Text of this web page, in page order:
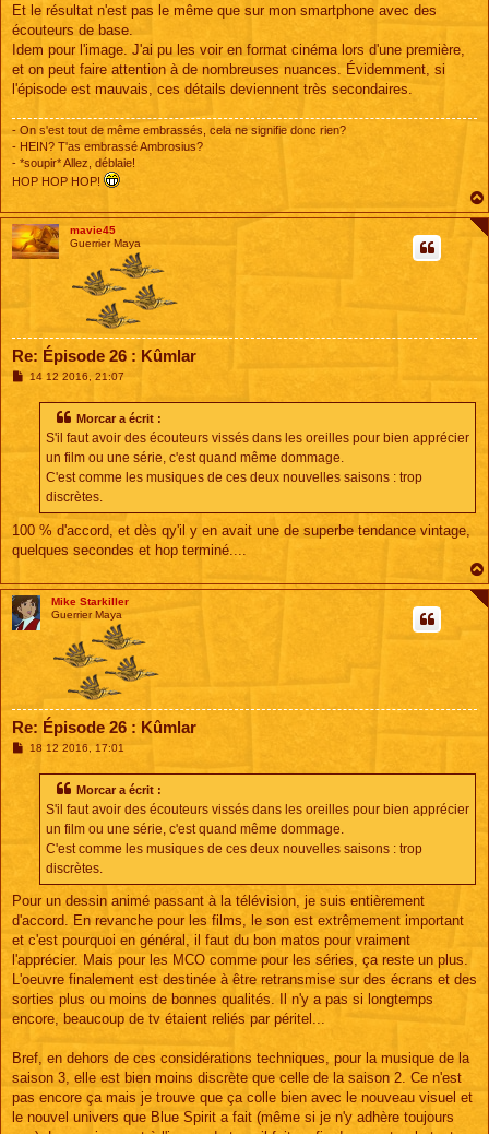
Et le résultat n'est pas le même que sur mon smartphone avec des
écouteurs de base.
Idem pour l'image. J'ai pu les voir en format cinéma lors d'une première,
et on peut faire attention à de nombreuses nuances. Évidemment, si
l'épisode est mauvais, ces détails deviennent très secondaires.
- On s'est tout de même embrassés, cela ne signifie donc rien?
- HEIN? T'as embrassé Ambrosius?
- *soupir* Allez, déblaie!
HOP HOP HOP!
mavie45
Guerrier Maya
Re: Épisode 26 : Kûmlar
M14 12 2016, 21:07
Morcar a écrit :
S'il faut avoir des écouteurs vissés dans les oreilles pour bien apprécier
un film ou une série, c'est quand même dommage.
C'est comme les musiques de ces deux nouvelles saisons : trop
discrètes.
100 % d'accord, et dès qy'il y en avait une de superbe tendance vintage,
quelques secondes et hop terminé....
Mike Starkiller
Guerrier Maya
Re: Épisode 26 : Kûmlar
M18 12 2016, 17:01
Morcar a écrit :
S'il faut avoir des écouteurs vissés dans les oreilles pour bien apprécier
un film ou une série, c'est quand même dommage.
C'est comme les musiques de ces deux nouvelles saisons : trop
discrètes.
Pour un dessin animé passant à la télévision, je suis entièrement
d'accord. En revanche pour les films, le son est extrêmement important
et c'est pourquoi en général, il faut du bon matos pour vraiment
l'apprécier. Mais pour les MCO comme pour les séries, ça reste un plus.
L'oeuvre finalement est destinée à être retransmise sur des écrans et des
sorties plus ou moins de bonnes qualités. Il n'y a pas si longtemps
encore, beaucoup de tv étaient reliés par péritel...
Bref, en dehors de ces considérations techniques, pour la musique de la
saison 3, elle est bien moins discrète que celle de la saison 2. Ce n'est
pas encore ça mais je trouve que ça colle bien avec le nouveau visuel et
le nouvel univers que Blue Spirit a fait (même si je n'y adhère toujours